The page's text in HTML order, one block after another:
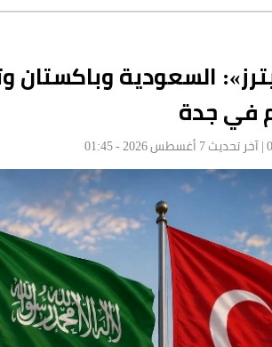
السعودية وباكستان
في جدة